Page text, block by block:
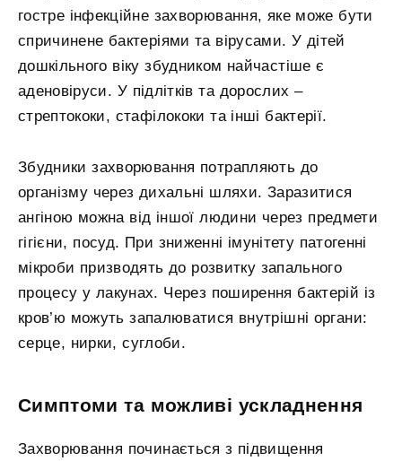
гостре інфекційне захворювання, яке може бути
спричинене бактеріями та вірусами. У дітей
дошкільного віку збудником найчастіше є
аденовіруси. У підлітків та дорослих –
стрептококи, стафілококи та інші бактерії.
Збудники захворювання потрапляють до
організму через дихальні шляхи. Заразитися
ангіною можна від іншої людини через предмети
гігієни, посуд. При зниженні імунітету патогенні
мікроби призводять до розвитку запального
процесу у лакунах. Через поширення бактерій із
кров’ю можуть запалюватися внутрішні органи:
серце, нирки, суглоби.
Симптоми та можливі ускладнення
Захворювання починається з підвищення